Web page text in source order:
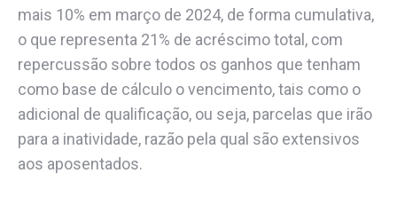
mais 10% em março de 2024, de forma cumulativa,
o que representa 21% de acréscimo total, com
repercussão sobre todos os ganhos que tenham
como base de cálculo o vencimento, tais como o
adicional de qualificação, ou seja, parcelas que irão
para a inatividade, razão pela qual são extensivos
aos aposentados.